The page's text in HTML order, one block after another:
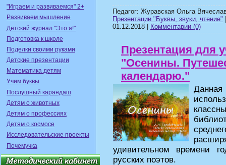
"Играем и развиваемся" 2+
Развиваем мышление
Детский журнал "Это я!"
Подготовка к школе
Поделки своими руками
Детские презентации
Математика детям
Учим буквы
Послушный карандаш
Детям о животных
Детям о профессиях
Детям о космосе
Исследовательские проекты
Почемучка
Педагог: Журавская Ольга
Презентации "Буквы, звуки, чтение"
01.12.2018
Комментарии (0)
Презентация для
"Осенины.
календарю."
удивительном времени
русских поэтов.